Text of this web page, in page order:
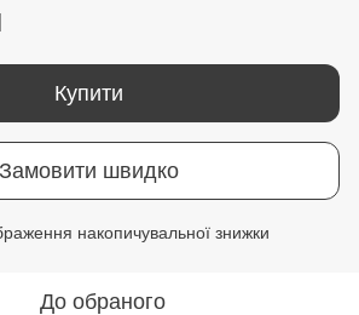
Купити
Замовити швидко
накопичувальної знижки
До обраного